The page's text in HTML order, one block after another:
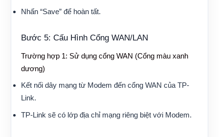
Nhấn “Save” để hoàn tất.
Bước 5: Cấu Hình Cổng WAN/LAN
Trường hợp 1: Sử dụng cổng WAN (Cổng màu xanh
dương)
Kết nối dây mạng từ Modem đến cổng WAN của TP-
Link.
TP-Link sẽ có lớp địa chỉ mạng riêng biệt với Modem.